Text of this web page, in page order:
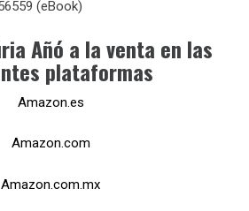
(eBook)
Añó a la venta en las
plataformas
Amazon.es
Amazon.com
Amazon.com.mx